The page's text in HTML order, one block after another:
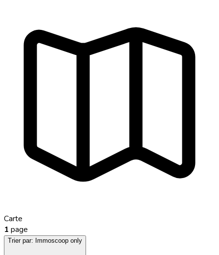
Carte
1 page
Trier par: Immoscoop only